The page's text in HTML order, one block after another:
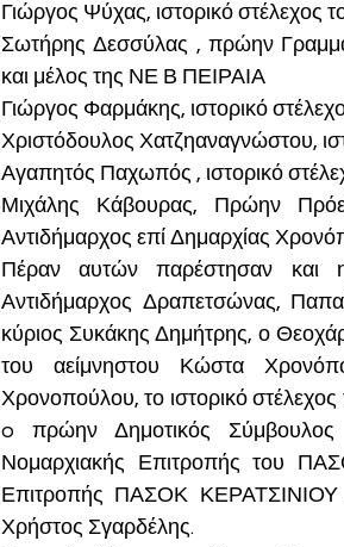
Γιώργος Ψύχας, ιστορικό στέλεχος
Σωτήρης Δεσσύλας , πρώην
και μέλος της ΝΕ Β ΠΕΙΡΑΙΑ
Γιώργος Φαρμάκης, ιστορικό
Χριστόδουλος Χατζηαναγνώστου,
Αγαπητός Παχωπός , ιστορικό
Μιχάλης Κάβουρας, Πρώην
Αντιδήμαρχος επί Δημαρχίας
Πέραν αυτών παρέστησαν
Αντιδήμαρχος Δραπετσώνας,
κύριος Συκάκης Δημήτρης, ο
του αείμνηστου Κώστα
Χρονοπούλου, το ιστορικό
o πρώην Δημοτικός Σύμβουλος
Νομαρχιακής Επιτροπής του
Επιτροπής ΠΑΣΟΚ
Χρήστος Σγαρδέλης.